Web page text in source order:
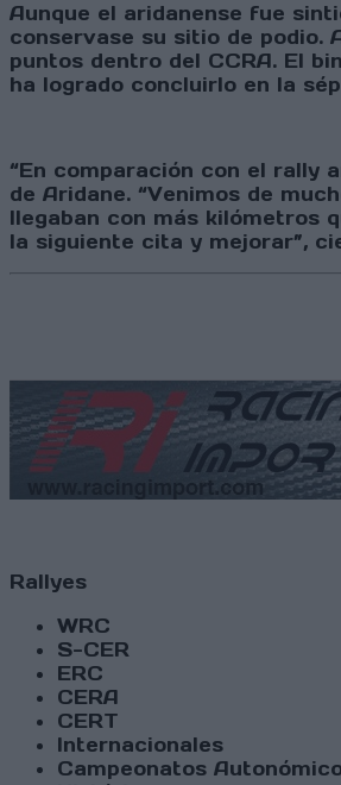
Aunque el aridanense fue
conservase su sitio de podio.
puntos dentro del CCRA. El
ha logrado concluirlo en la
“En comparación con el rally
de Aridane. “Venimos de
llegaban con más kilómetros
la siguiente cita y mejorar”,
Rallyes
WRC
S-CER
ERC
CERA
CERT
Internacionales
Campeonatos